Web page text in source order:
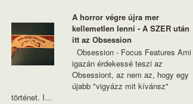
A horror végre újra mer
kellemetlen lenni - A SZER után
itt az Obsession
Obsession - Focus Features Ami
igazán érdekessé teszi az
Obsessiont, az nem az, hogy egy
újabb "vigyázz mit kívánsz"
történet. I...